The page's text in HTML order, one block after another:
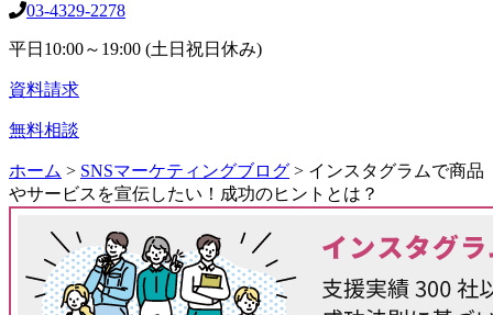
03-4329-2278
平日10:00～19:00 (土日祝日休み)
資料請求
無料相談
ホーム > SNSマーケティングブログ > インスタグラムで商品
やサービスを宣伝したい！成功のヒントとは？